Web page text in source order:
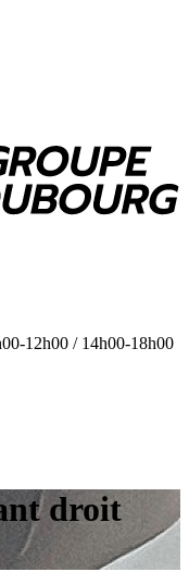
12h00 / 14h00-18h00
droit